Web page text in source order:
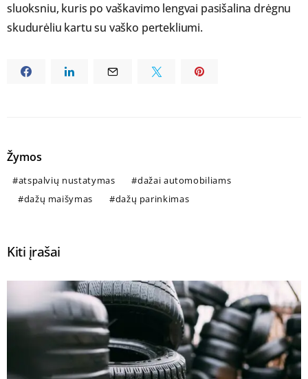
sluoksniu, kuris po vaškavimo lengvai pasišalina drėgnu
skudurėliu kartu su vaško pertekliumi.
Žymos
atspalvių nustatymas
dažai automobiliams
dažų maišymas
dažų parinkimas
Kiti įrašai